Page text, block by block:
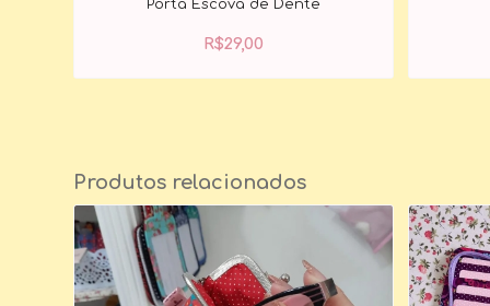
Porta Escova de Dente
R$29,00
Produtos relacionados